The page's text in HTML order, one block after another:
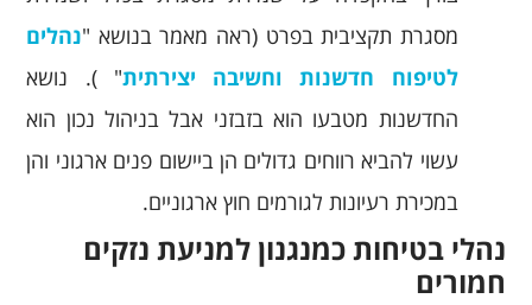
מסגרת תקציבית בפרט (ראה מאמר בנושא "נהלים
לטיפוח חדשנות וחשיבה יצירתית" ). נושא
החדשנות מטבעו הוא בזבזני אבל בניהול נכון הוא
עשוי להביא רווחים גדולים הן ביישום פנים ארגוני והן
במכירת רעיונות לגורמים חוץ ארגוניים.
נהלי בטיחות כמנגנון למניעת נזקים
חמורים